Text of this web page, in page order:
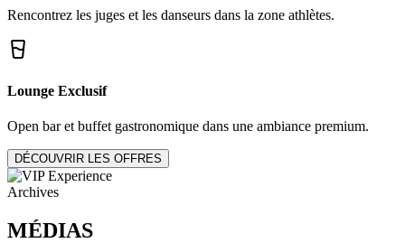
Rencontrez les juges et les danseurs dans la zone athlètes.
Lounge Exclusif
Open bar et buffet gastronomique dans une ambiance premium.
DÉCOUVRIR LES OFFRES
Archives
MÉDIAS